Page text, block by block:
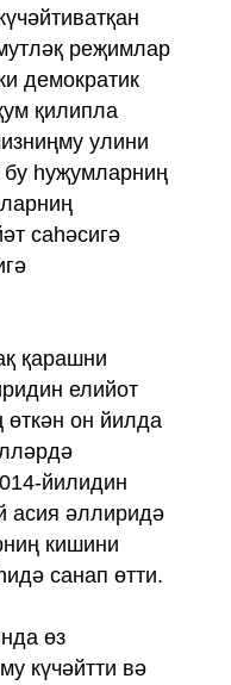
реҗимлар
демократик
қилипла
улини
бу һуҗумларниң
саһәсигә
қарашни
елийот
өткән он йилда
йилидин
асия әллиридә
кишини
санап өтти.
өз
күчәйтти вә